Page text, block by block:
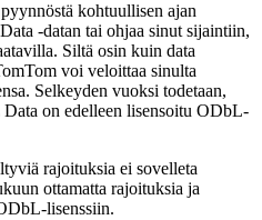
kohtuullisen ajan
-datan tai ohjaa sinut sijaintiin,
Siltä osin kuin data
voi veloittaa sinulta
Selkeyden vuoksi todetaan,
on edelleen lisensoitu ODbL-
rajoituksia ei sovelleta
ottamatta rajoituksia ja
lisenssiin.